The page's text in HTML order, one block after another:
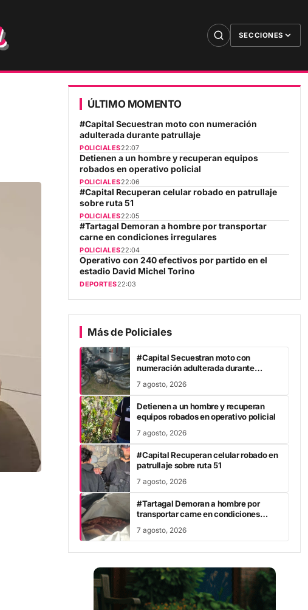
SECCIONES
ÚLTIMO MOMENTO
#Capital Secuestran moto con numeración
adulterada durante patrullaje
POLICIALES22:07
Detienen a un hombre y recuperan equipos
robados en operativo policial
POLICIALES22:06
#Capital Recuperan celular robado en patrullaje
sobre ruta 51
POLICIALES22:05
#Tartagal Demoran a hombre por transportar
carne en condiciones irregulares
POLICIALES22:04
Operativo con 240 efectivos por partido en el
estadio David Michel Torino
DEPORTES22:03
Más de Policiales
#Capital Secuestran moto con
numeración adulterada durante
7 agosto, 2026
Detienen a un hombre y recuperan
equipos robados en operativo policial
7 agosto, 2026
#Capital Recuperan celular robado en
patrullaje sobre ruta 51
7 agosto, 2026
#Tartagal Demoran a hombre por
transportar carne en condiciones
7 agosto, 2026